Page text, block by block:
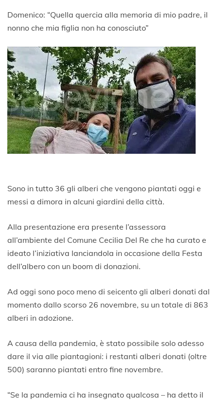
Domenico: “Quella quercia alla memoria di mio padre, il
nonno che mia figlia non ha conosciuto”
Sono in tutto 36 gli alberi che vengono piantati oggi e
messi a dimora in alcuni giardini della città.
Alla presentazione era presente l’assessora
all’ambiente del Comune Cecilia Del Re che ha curato e
ideato l’iniziativa lanciandola in occasione della Festa
dell’albero con un boom di donazioni.
Ad oggi sono poco meno di seicento gli alberi donati dal
momento dallo scorso 26 novembre, su un totale di 863
alberi in adozione.
A causa della pandemia, è stato possibile solo adesso
dare il via alle piantagioni: i restanti alberi donati (oltre
500) saranno piantati entro fine novembre.
“Se la pandemia ci ha insegnato qualcosa – ha detto il